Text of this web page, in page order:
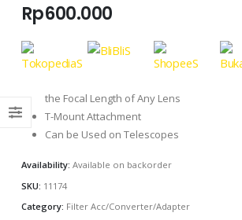
Rp600.000
the Focal Length of Any Lens
T-Mount Attachment
Can be Used on Telescopes
Availability: Available on backorder
SKU: 11174
Category: Filter Acc/Converter/Adapter